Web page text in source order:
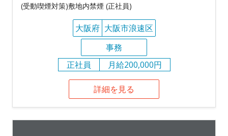
(受動喫煙対策)敷地内禁煙 (正社員)
大阪府 大阪市浪速区
事務
正社員
月給200,000円
詳細を見る